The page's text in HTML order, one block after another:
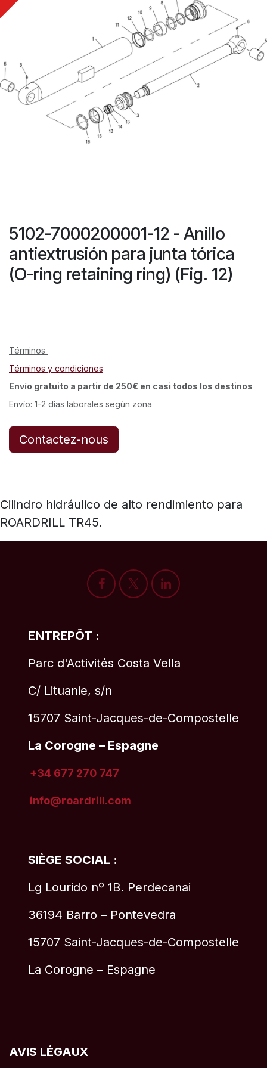
5102-7000200001-12 - Anillo
antiextrusión para junta tórica
(O-ring retaining ring) (Fig. 12)
Términos
Términos y condiciones
Envío gratuito a partir de 250€ en casi todos los destinos
Envío: 1-2 días laborales según zona
Contactez-nous
Cilindro hidráulico de alto rendimiento para
ROARDRILL TR45.
SIÈGE SOCIAL :
Lg Lourido nº 1B. Perdecanai
36194 Barro – Pontevedra
15707 Saint-Jacques-de-Compostelle
La Corogne – Espagne
ENTREPÔT :
Parc d'Activités Costa Vella
C/ Lituanie, s/n
15707 Saint-Jacques-de-Compostelle
La Corogne – Espagne
+34 677 270 747
info@roardrill.com
AVIS LÉGAUX